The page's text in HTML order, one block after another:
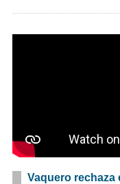
Vaquero rechaza